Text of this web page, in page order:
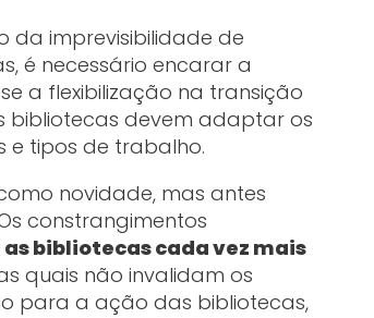
da imprevisibilidade de
é necessário encarar a
a flexibilização na transição
bibliotecas devem adaptar os
e tipos de trabalho.
novidade, mas antes
constrangimentos
bibliotecas cada vez mais
quais não invalidam os
para a ação das bibliotecas,